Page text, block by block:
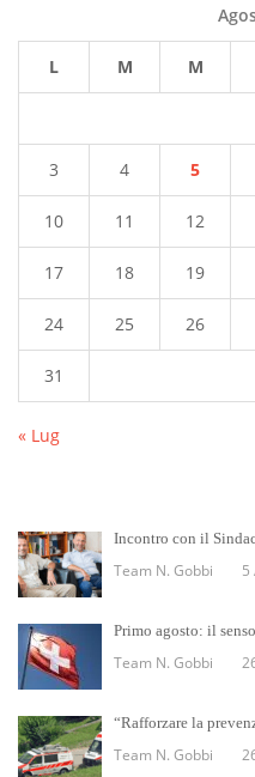
L M M
3 4 5
10 11 12
17 18 19
24 25 26
31
« Lug
Incontro con il
Team N. Gobbi 5
Primo agosto: il
Team N. Gobbi
“Rafforzare la
Team N. Gobbi